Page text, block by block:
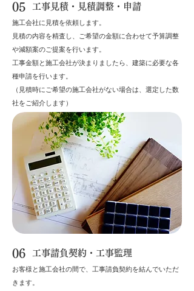
05 工事見積・見積調整・申請
施工会社に見積を依頼します。
​見積の内容を精査し、ご希望の金額に合わせて予算調整
や減額案のご提案を行います。
工事金額と施工会社が決まりましたら、建築に必要な各
種申請を行います。
​（見積時にご希望の施工会社がない場合は、選定した数
社をご紹介します）
06 工事請負契約・工事監理
お客様と施工会社の間で、工事請負契約を結んでいただ
きます。